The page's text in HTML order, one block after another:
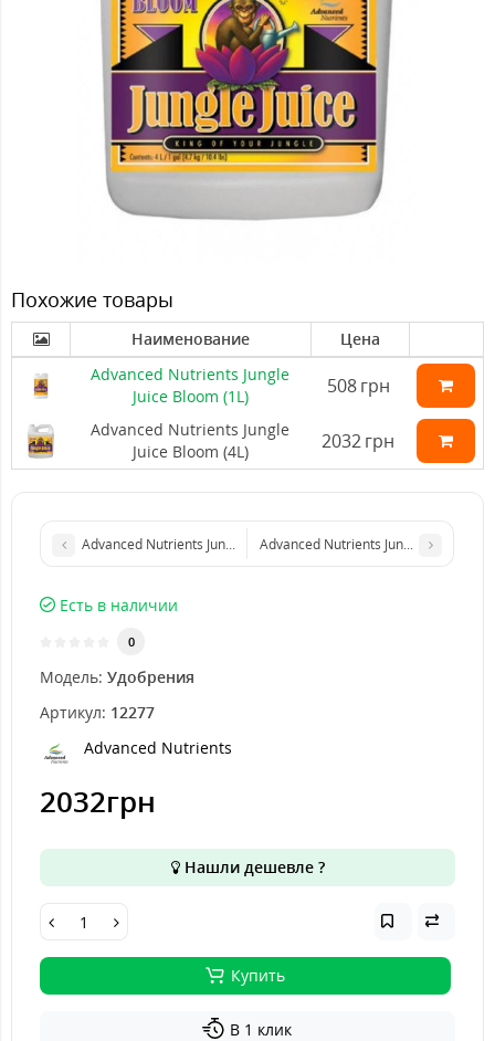
Похожие товары
Наименование
Цена
Advanced Nutrients Jungle
Juice Bloom (1L)
508 грн
Advanced Nutrients Jungle
Juice Bloom (4L)
2032грн
Advanced Nutrients Jungle Juice Bloom (10L)Advanced Nutrients Jungle Juice
Есть в наличии
0
Модель: Удобрения
Артикул: 12277
Advanced Nutrients
2032грн
Нашли дешевле ?
Купить
В 1 клик